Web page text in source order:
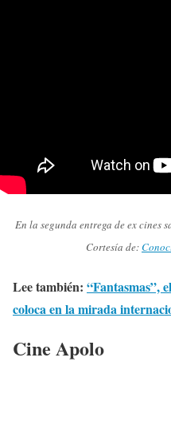
En la segunda entrega de ex cines
Cortesía de:
Lee también: “Fantasmas”,
coloca en la mirada
Cine Apolo